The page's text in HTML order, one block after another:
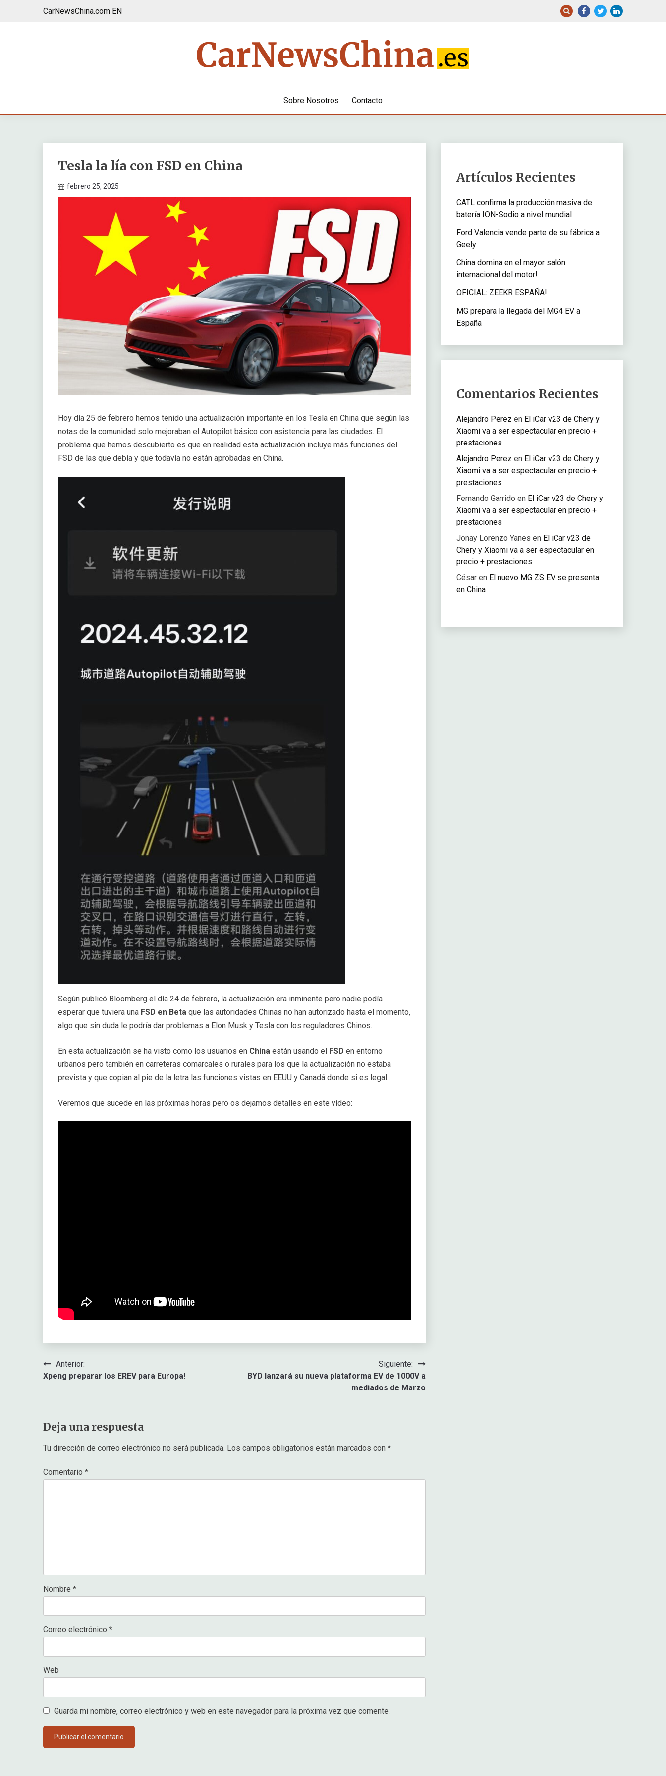
CarNewsChina.com EN
Sobre Nosotros Contacto
Tesla la lía con FSD en China
febrero 25, 2025
Hoy día 25 de febrero hemos tenido una actualización importante en los Tesla en China que según las
notas de la comunidad solo mejoraban el Autopilot básico con asistencia para las ciudades. El
problema que hemos descubierto es que en realidad esta actualización incluye más funciones del
FSD de las que debía y que todavía no están aprobadas en China.
Según publicó Bloomberg el día 24 de febrero, la actualización era inminente pero nadie podía
esperar que tuviera una FSD en Beta que las autoridades Chinas no han autorizado hasta el momento,
algo que sin duda le podría dar problemas a Elon Musk y Tesla con los reguladores Chinos.
En esta actualización se ha visto como los usuarios en China están usando el FSD en entorno
urbanos pero también en carreteras comarcales o rurales para los que la actualización no estaba
prevista y que copian al pie de la letra las funciones vistas en EEUU y Canadá donde si es legal.
Veremos que sucede en las próximas horas pero os dejamos detalles en este vídeo:
Navegación
de
Anterior:
Xpeng preparar los EREV para Europa!
Siguiente:
BYD lanzará su nueva plataforma EV de 1000V a
mediados de Marzo
Deja una respuesta
Tu dirección de correo electrónico no será publicada. Los campos obligatorios están marcados con *
Comentario *
Nombre *
Correo electrónico *
Web
Guarda mi nombre, correo electrónico y web en este navegador para la próxima vez que comente.
Artículos Recientes
CATL confirma la producción masiva de
batería ION-Sodio a nivel mundial
Ford Valencia vende parte de su fábrica a
Geely
China domina en el mayor salón
internacional del motor!
OFICIAL: ZEEKR ESPAÑA!
MG prepara la llegada del MG4 EV a
España
Comentarios Recientes
Alejandro Perez en El iCar v23 de Chery y
Xiaomi va a ser espectacular en precio +
prestaciones
Alejandro Perez en El iCar v23 de Chery y
Xiaomi va a ser espectacular en precio +
prestaciones
Fernando Garrido en El iCar v23 de Chery y
Xiaomi va a ser espectacular en precio +
prestaciones
Jonay Lorenzo Yanes en El iCar v23 de
Chery y Xiaomi va a ser espectacular en
precio + prestaciones
Césaren El nuevo MG ZS EV se presenta
en China